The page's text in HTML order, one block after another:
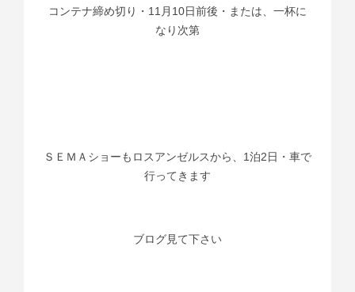
コンテナ締め切り・11月10日前後・または、一杯に
なり次第
ＳＥＭＡショーもロスアンゼルスから、1泊2日・車で
行ってきます
ブログ見て下さい